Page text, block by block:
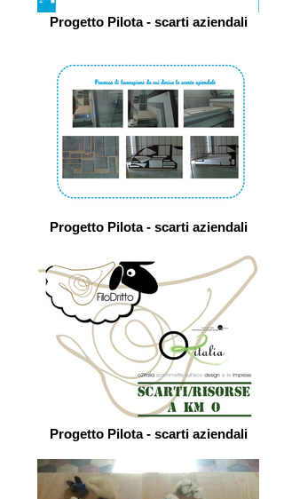
Progetto Pilota - scarti aziendali
Progetto Pilota - scarti aziendali
Progetto Pilota - scarti aziendali